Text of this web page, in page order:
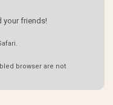
your friends!
browser are not